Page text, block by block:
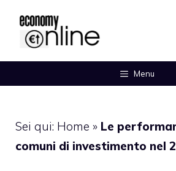
contenuto
Menu
Sei qui: Home » Le
comuni di investimento nel